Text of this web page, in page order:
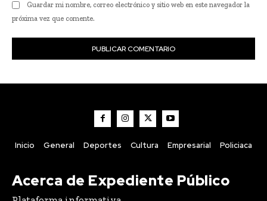
Guardar mi nombre, correo electrónico y sitio web en este navegador la
próxima vez que comente.
Inicio General Deportes Cultura Empresarial Policiaca
Acerca de Expediente Público